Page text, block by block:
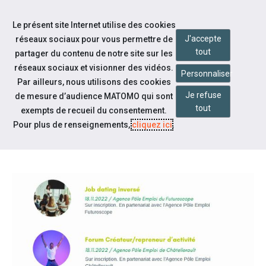
Aller au contenu
Notre actualité
NOTRE PROGRAMME DE LA
Le présent site Internet utilise des cookies
réseaux sociaux pour vous permettre de
partager du contenu de notre site sur les
réseaux sociaux et visionner des vidéos.
Par ailleurs, nous utilisons des cookies
de mesure d’audience MATOMO qui sont
exempts de recueil du consentement.
Pour plus de renseignements,cliquez ici.
J'accepte
tout
Personnaliser
Je refuse
tout